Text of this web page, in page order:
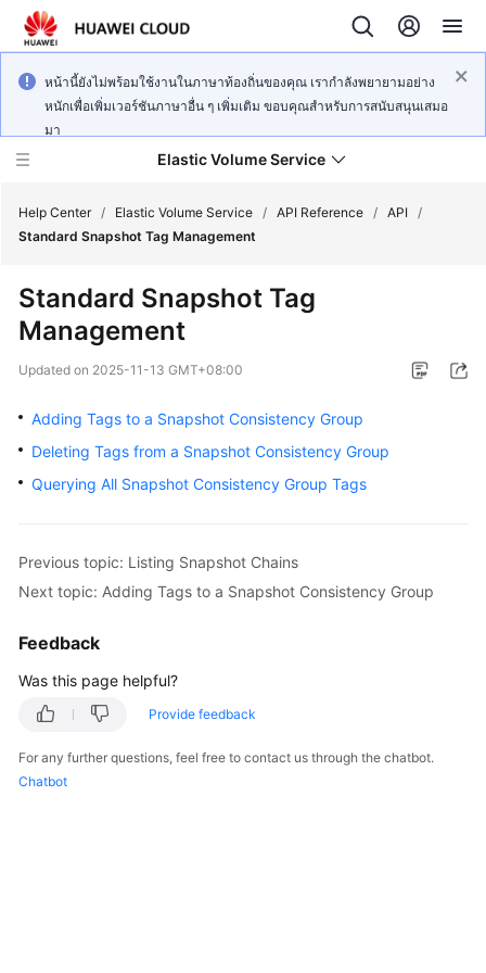
หน้านี้ยังไม่พร้อมใช้งานในภาษาท้องถิ่นของคุณ เรากำลังพยายามอย่าง
หนักเพื่อเพิ่มเวอร์ชันภาษาอื่น ๆ เพิ่มเติม ขอบคุณสำหรับการสนับสนุนเสมอ
มา
Elastic Volume Service
New
Overview
Getting
Started
Practices
API
Reference
SDK
Help Center / Elastic Volume Service / API Reference / API /
Standard Snapshot Tag Management
Standard Snapshot Tag
Management
Updated on 2025-11-13 GMT+08:00
Adding Tags to a Snapshot Consistency Group
Deleting Tags from a Snapshot Consistency Group
Querying All Snapshot Consistency Group Tags
Previous topic: Listing Snapshot Chains
Next topic: Adding Tags to a Snapshot Consistency Group
Feedback
Was this page helpful?
Provide feedback
For any further questions, feel free to contact us through the chatbot.
Chatbot